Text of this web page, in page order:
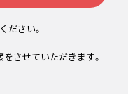
ださい。
させていただきます。